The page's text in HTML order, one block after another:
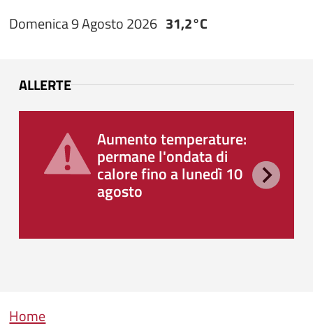
Domenica 9 Agosto 2026 31,2°C
ALLERTE
Aumento temperature:
permane l'ondata di
calore fino a lunedì 10
agosto
Briciole di pane
Home